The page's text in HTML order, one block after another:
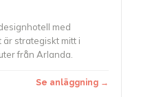
med
strategiskt mitt i
från Arlanda.
Se anläggning →